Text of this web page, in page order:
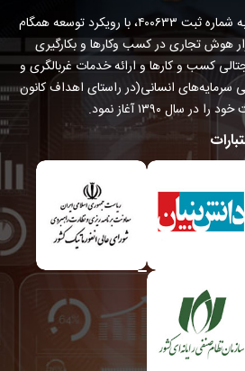
شرکت هوش تجاری کیسان به شماره ثبت ۴۰۰۶۳۳، با رویکرد توسعه همگام
هوش تجاری در کسب وکارها و بکارگیری
کسب و کارها و ارائه خدمات غربالگری و
انسانی(در راستای اهداف کانون
در سال ۱۳۹۰ آغاز نمود.